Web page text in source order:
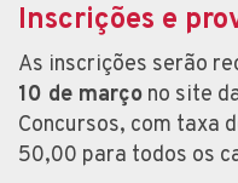
Inscrições e
As inscrições serão
10 de março no site
Concursos, com taxa
50,00 para todos os